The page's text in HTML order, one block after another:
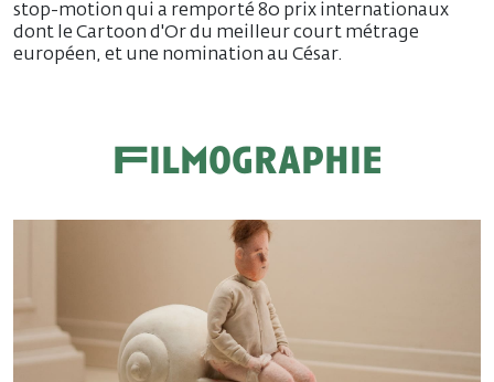
stop-motion qui a remporté 80 prix internationaux
dont le Cartoon d'Or du meilleur court métrage
européen, et une nomination au César.
Filmographie